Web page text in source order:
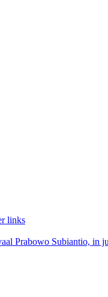
links
Prabowo Subiantio, in